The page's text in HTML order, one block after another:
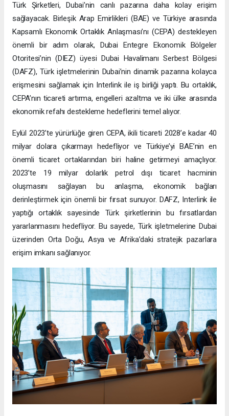
Türk Şirketleri, Dubai’nin canlı pazarına daha kolay erişim
sağlayacak. Birleşik Arap Emirlikleri (BAE) ve Türkiye arasında
Kapsamlı Ekonomik Ortaklık Anlaşması’nı (CEPA) destekleyen
önemli bir adım olarak, Dubai Entegre Ekonomik Bölgeler
Otoritesi’nin (DIEZ) üyesi Dubai Havalimanı Serbest Bölgesi
(DAFZ), Türk işletmelerinin Dubai’nin dinamik pazarına kolayca
erişmesini sağlamak için Interlink ile iş birliği yaptı. Bu ortaklık,
CEPA’nın ticareti artırma, engelleri azaltma ve iki ülke arasında
ekonomik refahı destekleme hedeflerini temel alıyor.
Eylül 2023’te yürürlüğe giren CEPA, ikili ticareti 2028’e kadar 40
milyar dolara çıkarmayı hedefliyor ve Türkiye’yi BAE’nin en
önemli ticaret ortaklarından biri haline getirmeyi amaçlıyor.
2023’te 19 milyar dolarlık petrol dışı ticaret hacminin
oluşmasını sağlayan bu anlaşma, ekonomik bağları
derinleştirmek için önemli bir fırsat sunuyor. DAFZ, Interlink ile
yaptığı ortaklık sayesinde Türk şirketlerinin bu fırsatlardan
yararlanmasını hedefliyor. Bu sayede, Türk işletmelerine Dubai
üzerinden Orta Doğu, Asya ve Afrika’daki stratejik pazarlara
erişim imkanı sağlanıyor.